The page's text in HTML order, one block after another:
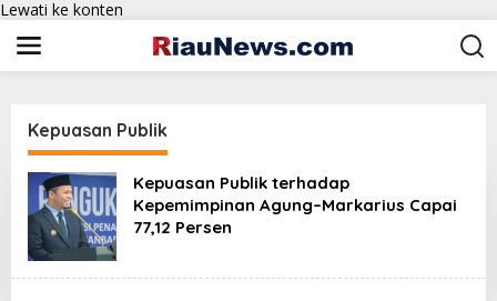
Lewati ke konten
Kepuasan Publik
Kepuasan Publik terhadap
Kepemimpinan Agung–Markarius Capai
77,12 Persen